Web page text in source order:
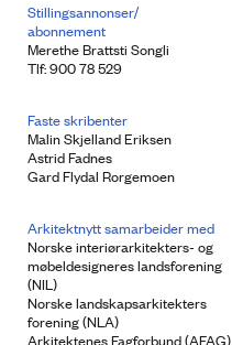
Stillingsannonser/
abonnement
Merethe Brattsti Songli
Tlf: 900 78 529
Faste skribenter
Malin Skjelland Eriksen
Astrid Fadnes
Gard Flydal Rorgemoen
Arkitektnytt samarbeider med
Norske interiørarkitekters- og
møbeldesigneres landsforening
(NIL)
Norske landskapsarkitekters
forening (NLA)
Arkitektenes Fagforbund (AFAG)